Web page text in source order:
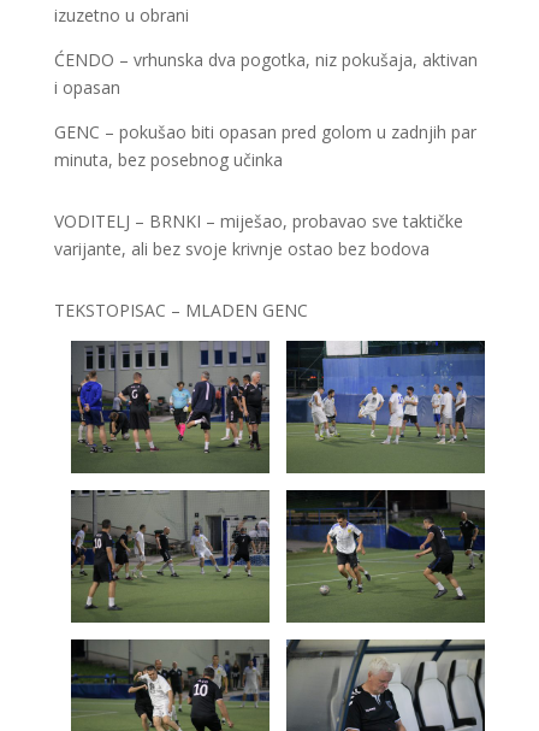
izuzetno u obrani
ĆENDO – vrhunska dva pogotka, niz pokušaja, aktivan
i opasan
GENC – pokušao biti opasan pred golom u zadnjih par
minuta, bez posebnog učinka
VODITELJ – BRNKI – miješao, probavao sve taktičke
varijante, ali bez svoje krivnje ostao bez bodova
TEKSTOPISAC – MLADEN GENC